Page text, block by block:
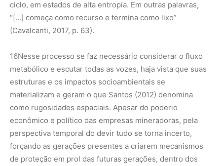
ciclo, em estados de alta entropia. Em outras palavras,
“[…] começa como recurso e termina como lixo”
(Cavalcanti, 2017, p. 63).
16Nesse processo se faz necessário considerar o fluxo
metabólico e escutar todas as vozes, haja vista que suas
estruturas e os impactos socioambientais se
materializam e geram o que Santos (2012) denomina
como rugosidades espaciais. Apesar do poderio
econômico e político das empresas mineradoras, pela
perspectiva temporal do devir tudo se torna incerto,
forçando as gerações presentes a criarem mecanismos
de proteção em prol das futuras gerações, dentro dos